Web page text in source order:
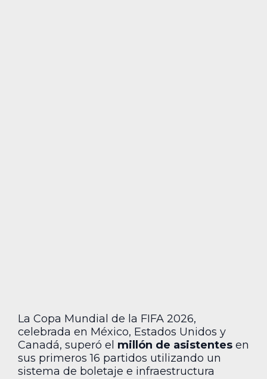
La Copa Mundial de la FIFA 2026,
celebrada en México, Estados Unidos y
Canadá, superó el millón de asistentes en
sus primeros 16 partidos utilizando un
sistema de boletaje e infraestructura